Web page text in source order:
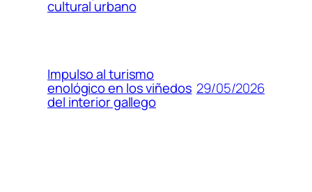
cultural urbano
Impulso al turismo
enológico en los viñedos
del interior gallego
29/05/2026